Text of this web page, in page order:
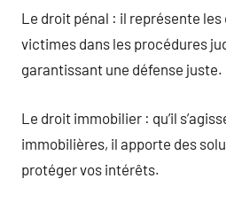
Le droit pénal : il représente
victimes dans les procédures
garantissant une défense juste.
Le droit immobilier : qu’il
immobilières, il apporte des
protéger vos intérêts.